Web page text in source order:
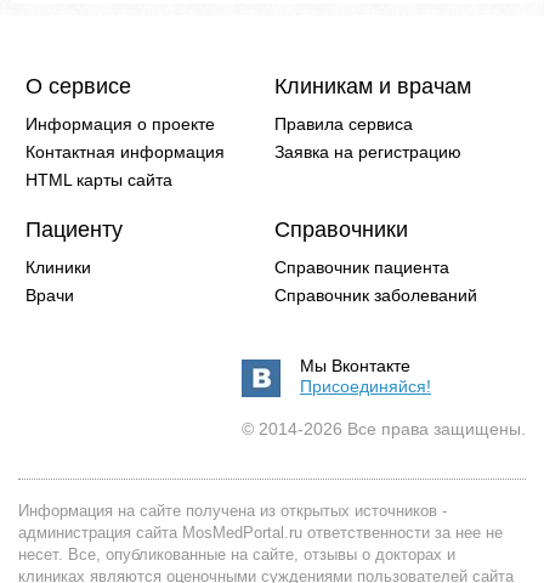
О сервисе
Информация о проекте
Контактная информация
HTML карты сайта
Клиникам и врачам
Правила сервиса
Заявка на регистрацию
Пациенту
Клиники
Врачи
Справочники
Справочник пациента
Справочник заболеваний
Мы Вконтакте
Присоединяйся!
© 2014-2026 Все права защищены.
Информация на сайте получена из открытых источников -
администрация сайта MosMedPortal.ru ответственности за нее не
несет. Все, опубликованные на сайте, отзывы о докторах и
клиниках являются оценочными суждениями пользователей сайта